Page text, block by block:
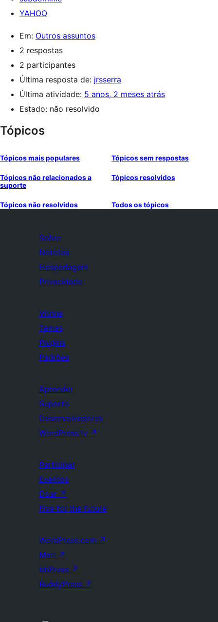
YAHOO
Em: Outros assuntos
2 respostas
2 participantes
Última resposta de: jrsserra
Última atividade: 5 anos, 2 meses atrás
Estado: não resolvido
Tópicos
Tópicos mais populares Tópicos sem respostas
Tópicos não relacionados a
suporte
Tópicos resolvidos
Tópicos não resolvidos Todos os tópicos
Sobre
Notícias
Hospedagem
Privacidade
Vitrine
Temas
Plugins
Padrões
Aprender
Suporte
Desenvolvedores
WordPress.tv ↗
Participar
Eventos
Doar ↗
Five for the Future
WordPress.com ↗
Matt ↗
bbPress ↗
BuddyPress ↗